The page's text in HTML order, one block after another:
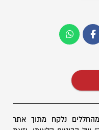
נלקח מתוך אתר